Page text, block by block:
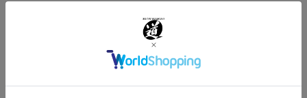
販売価格
¥3,300
匠 ～
¥4,180